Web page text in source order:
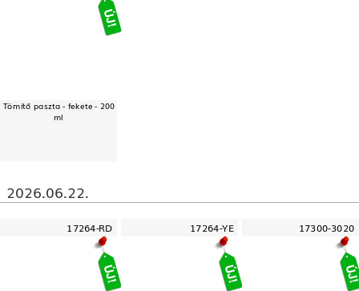
Tömítő paszta - fekete - 200
ml
2026.06.22.
17264-RD 17264-YE 17300-3020